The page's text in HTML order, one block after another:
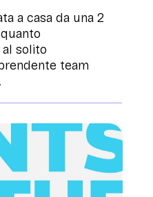
a casa da una 2
al solito
team